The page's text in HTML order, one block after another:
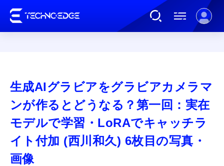
AI
ガジェット
生成AIグラビアをグラビアカメラマ
ンが作るとどうなる？第一回：実在
モデルで学習・LoRAでキャッチラ
イト付加 (西川和久) 6枚目の写真・
画像